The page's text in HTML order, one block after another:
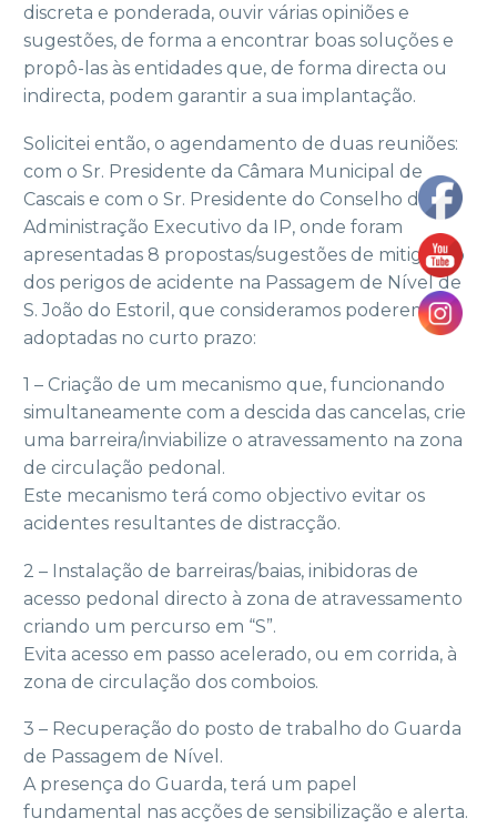
discreta e ponderada, ouvir várias opiniões e
sugestões, de forma a encontrar boas soluções e
propô-las às entidades que, de forma directa ou
indirecta, podem garantir a sua implantação.
Solicitei então, o agendamento de duas reuniões:
com o Sr. Presidente da Câmara Municipal de
Cascais e com o Sr. Presidente do Conselho de
Administração Executivo da IP, onde foram
apresentadas 8 propostas/sugestões de mitigação
dos perigos de acidente na Passagem de Nível de
S. João do Estoril, que consideramos poderem ser
adoptadas no curto prazo:
1 – Criação de um mecanismo que, funcionando
simultaneamente com a descida das cancelas, crie
uma barreira/inviabilize o atravessamento na zona
de circulação pedonal.
Este mecanismo terá como objectivo evitar os
acidentes resultantes de distracção.
2 – Instalação de barreiras/baias, inibidoras de
acesso pedonal directo à zona de atravessamento
criando um percurso em “S”.
Evita acesso em passo acelerado, ou em corrida, à
zona de circulação dos comboios.
3 – Recuperação do posto de trabalho do Guarda
de Passagem de Nível.
A presença do Guarda, terá um papel
fundamental nas acções de sensibilização e alerta.